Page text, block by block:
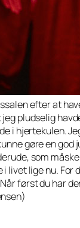
efter at
pludselig
i hjertekulen.
gøre en god
som
livet lige nu. For
først du har